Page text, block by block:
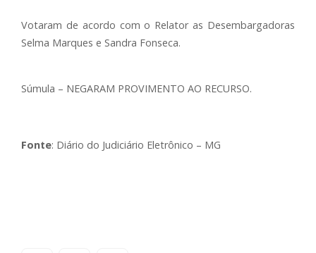
Votaram de acordo com o Relator as Desembargadoras
Selma Marques e Sandra Fonseca.
Súmula – NEGARAM PROVIMENTO AO RECURSO.
Fonte: Diário do Judiciário Eletrônico – MG